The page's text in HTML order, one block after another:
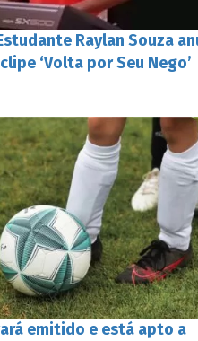
Raylan Souza
‘Volta por Seu Nego’
emitido e está apto a